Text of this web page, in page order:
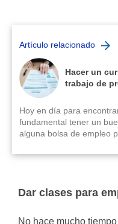
Artículo relacionado
Hacer un
trabajo de
Hoy en día para
fundamental tener un
alguna bolsa de empleo
Dar clases para
No hace mucho